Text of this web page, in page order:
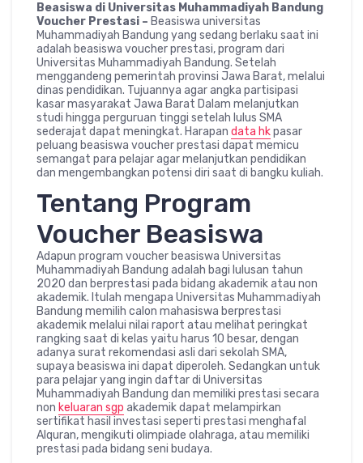
Beasiswa di Universitas Muhammadiyah Bandung
Voucher Prestasi – Beasiswa universitas
Muhammadiyah Bandung yang sedang berlaku saat ini
adalah beasiswa voucher prestasi, program dari
Universitas Muhammadiyah Bandung. Setelah
menggandeng pemerintah provinsi Jawa Barat, melalui
dinas pendidikan. Tujuannya agar angka partisipasi
kasar masyarakat Jawa Barat Dalam melanjutkan
studi hingga perguruan tinggi setelah lulus SMA
sederajat dapat meningkat. Harapan data hkpasar
peluang beasiswa voucher prestasi dapat memicu
semangat para pelajar agar melanjutkan pendidikan
dan mengembangkan potensi diri saat di bangku kuliah.
Tentang Program
Voucher Beasiswa
Adapun program voucher beasiswa Universitas
Muhammadiyah Bandung adalah bagi lulusan tahun
2020 dan berprestasi pada bidang akademik atau non
akademik. Itulah mengapa Universitas Muhammadiyah
Bandung memilih calon mahasiswa berprestasi
akademik melalui nilai raport atau melihat peringkat
rangking saat di kelas yaitu harus 10 besar, dengan
adanya surat rekomendasi asli dari sekolah SMA,
supaya beasiswa ini dapat diperoleh. Sedangkan untuk
para pelajar yang ingin daftar di Universitas
Muhammadiyah Bandung dan memiliki prestasi secara
non keluaran sgp akademik dapat melampirkan
sertifikat hasil investasi seperti prestasi menghafal
Alquran, mengikuti olimpiade olahraga, atau memiliki
prestasi pada bidang seni budaya.